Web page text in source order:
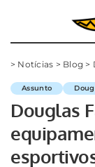
> Notícias > Blog >
Assunto
Douglas